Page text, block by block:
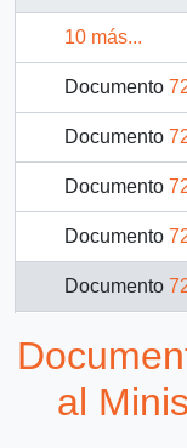
10 más...
Documento
Documento
Documento 72-
Documento
Documento
Documento
al